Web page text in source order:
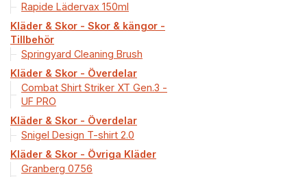
Rapide Lädervax 150ml
Kläder & Skor - Skor & kängor -
Tillbehör
Springyard Cleaning Brush
Kläder & Skor - Överdelar
Combat Shirt Striker XT Gen.3 -
UF PRO
Kläder & Skor - Överdelar
Snigel Design T-shirt 2.0
Kläder & Skor - Övriga Kläder
Granberg 0756